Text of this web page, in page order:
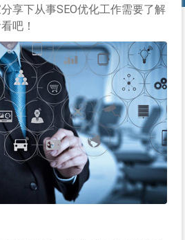
享下从事SEO优化工作需要了解
吧！